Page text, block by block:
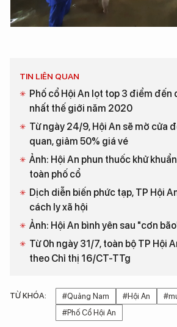
TIN LIÊN QUAN
Phố cổ Hội An lọt top 3 điểm đến
nhất thế giới năm 2020
Từ ngày 24/9, Hội An sẽ mở cửa
quan, giảm 50% giá vé
Ảnh: Hội An phun thuốc khử
toàn phố cổ
Dịch diễn biến phức tạp, TP Hội
cách ly xã hội
Ảnh: Hội An bình yên sau "cơn
Từ 0h ngày 31/7, toàn bộ TP Hội
theo Chỉ thị 16/CT-TTg
TỪ KHÓA: #Quảng Nam #Hội An
#Phố Cổ Hội An